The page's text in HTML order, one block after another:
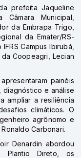
prefeita Jaqueline
Municipal,
da Embrapa Trigo,
da Emater/RS-
Campus Ibirubá,
Coopeagri, Lecian
painéis
e análise
ampliar a resiliência
climáticos. O
agrônomo e
Carbonari.
Denardin abordou
Plantio Direto, os